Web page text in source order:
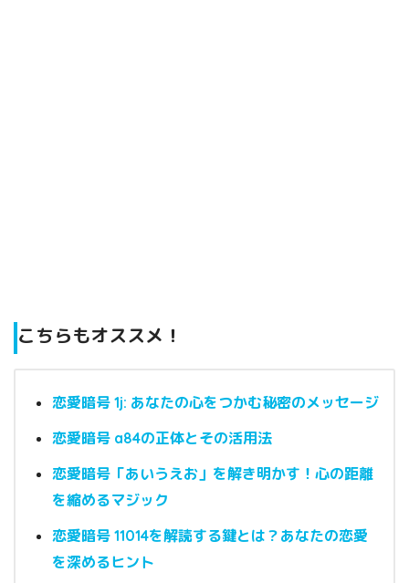
こちらもオススメ！
恋愛暗号 1j: あなたの心をつかむ秘密のメッセージ
恋愛暗号 a84の正体とその活用法
恋愛暗号「あいうえお」を解き明かす！心の距離
を縮めるマジック
恋愛暗号 11014を解読する鍵とは？あなたの恋愛
を深めるヒント